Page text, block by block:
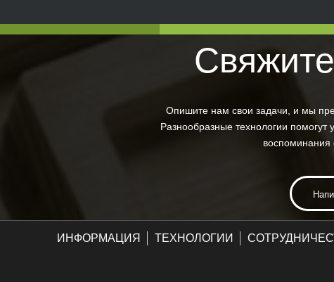
Опишите нам свои задачи, и мы
Разнообразные технологии помогут
воспоминания
ИНФОРМАЦИЯ ТЕХНОЛОГИИ